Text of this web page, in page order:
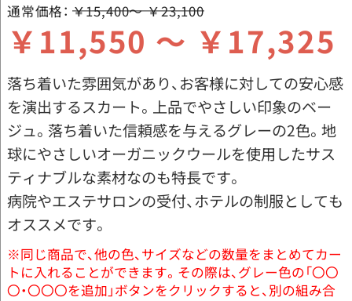
通常価格： ￥15,400～ ￥23,100
￥11,550 ～ ￥17,325
落ち着いた雰囲気があり、お客様に対しての安心感
を演出するスカート。上品でやさしい印象のベー
ジュ。落ち着いた信頼感を与えるグレーの2色。地
球にやさしいオーガニックウールを使用したサス
ティナブルな素材なのも特長です。
病院やエステサロンの受付、ホテルの制服としても
オススメです。
※同じ商品で、他の色、サイズなどの数量をまとめてカー
トに入れることができます。その際は、グレー色の「〇〇
〇・〇〇〇を追加」ボタンをクリックすると、別の組み合